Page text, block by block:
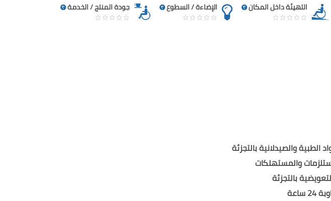
التهيئة داخل المكان الإضاءة / السطوع جودة المنتج / الخدمة
الطبية والصيدلانية بالتجزئة
والمستهلكات
بالتجزئة
ساعة